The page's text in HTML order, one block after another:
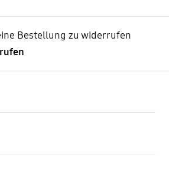
Bestellung zu widerrufen